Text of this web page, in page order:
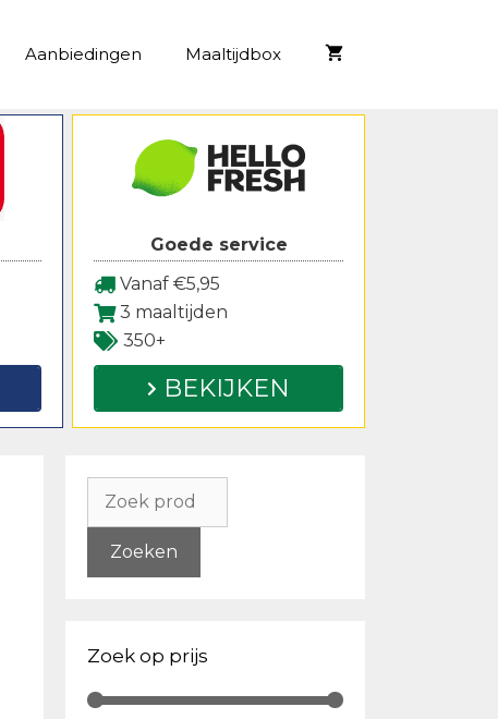
Aanbiedingen Maaltijdbox
Goede service
Vanaf €5,95
3 maaltijden
350+
BEKIJKEN
naar:
Zoeken
Zoek op prijs